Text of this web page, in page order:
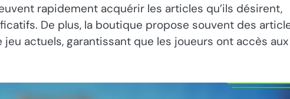
rapidement acquérir les articles qu’ils désirent,
De plus, la boutique propose souvent des
actuels, garantissant que les joueurs ont accès aux